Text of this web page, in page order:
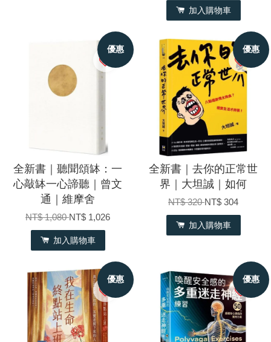
加入購物車
優惠
全新書｜聽聞頌缽：一
心敲缽一心諦聽｜曾文
通｜維摩舍
NT$ 1,080NT$ 1,026
加入購物車
優惠
全新書｜去你的正常世
界｜大坦誠｜如何
NT$ 320NT$ 304
加入購物車
優惠 優惠